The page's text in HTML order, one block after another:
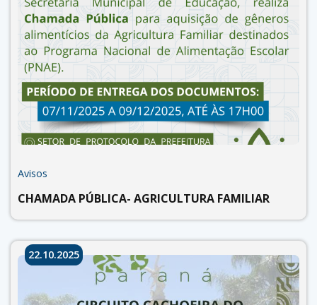
Avisos
CHAMADA PÚBLICA- AGRICULTURA FAMILIAR
22.10.2025